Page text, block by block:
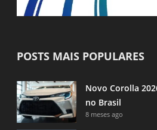
POSTS MAIS POPULARES
Novo Corolla
no Brasil
8 meses ago